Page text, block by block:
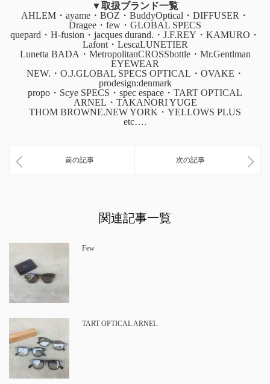
▼取扱ブランド一覧
AHLEM・ayame・BOZ・BuddyOptical・DIFFUSER・
Dragee・few・GLOBAL SPECS
quepard・H-fusion・jacques durand.・J.F.REY・KAMURO・
Lafont・LescaLUNETIER
Lunetta BADA・MetropolitanCROSSbottle・Mr.Gentlman
EYEWEAR
NEW.・O.J.GLOBAL SPECS OPTICAL・OVAKE・
prodesign:denmark
propo・Scye SPECS・spec espace・TART OPTICAL
ARNEL・TAKANORI YUGE
THOM BROWNE.NEW YORK・YELLOWS PLUS
etc….
前の記事 次の記事
関連記事一覧
Few
TART OPTICAL ARNEL